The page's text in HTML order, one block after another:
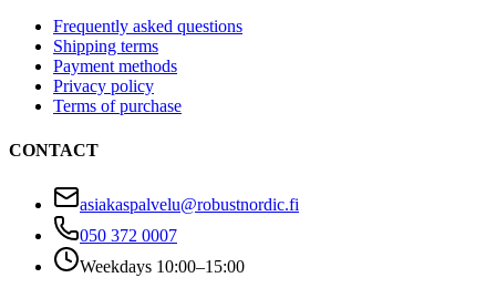
Frequently asked questions
Shipping terms
Payment methods
Privacy policy
Terms of purchase
CONTACT
asiakaspalvelu@robustnordic.fi
050 372 0007
Weekdays 10:00–15:00